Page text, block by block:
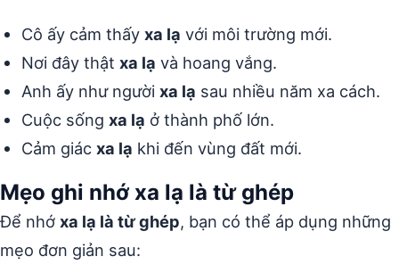
Cô ấy cảm thấy xa lạ với môi trường mới.
Nơi đây thật xa lạ và hoang vắng.
Anh ấy như người xa lạ sau nhiều năm xa cách.
Cuộc sống xa lạ ở thành phố lớn.
Cảm giác xa lạ khi đến vùng đất mới.
Mẹo ghi nhớ xa lạ là từ ghép
Để nhớ xa lạ là từ ghép, bạn có thể áp dụng những
mẹo đơn giản sau: